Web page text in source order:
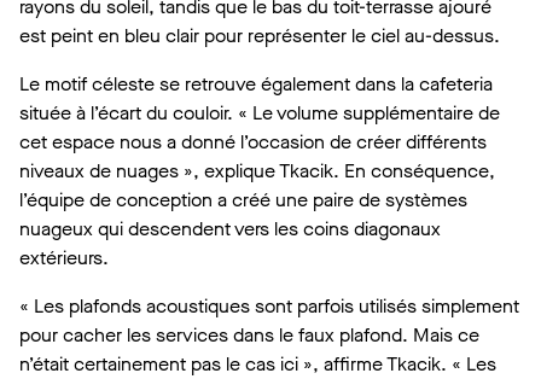
rayons du soleil, tandis que le bas du toit-terrasse ajouré
est peint en bleu clair pour représenter le ciel au-dessus.
Le motif céleste se retrouve également dans la cafeteria
située à l’écart du couloir. « Le volume supplémentaire de
cet espace nous a donné l’occasion de créer différents
niveaux de nuages », explique Tkacik. En conséquence,
l’équipe de conception a créé une paire de systèmes
nuageux qui descendent vers les coins diagonaux
extérieurs.
« Les plafonds acoustiques sont parfois utilisés simplement
pour cacher les services dans le faux plafond. Mais ce
n’était certainement pas le cas ici », affirme Tkacik. « Les